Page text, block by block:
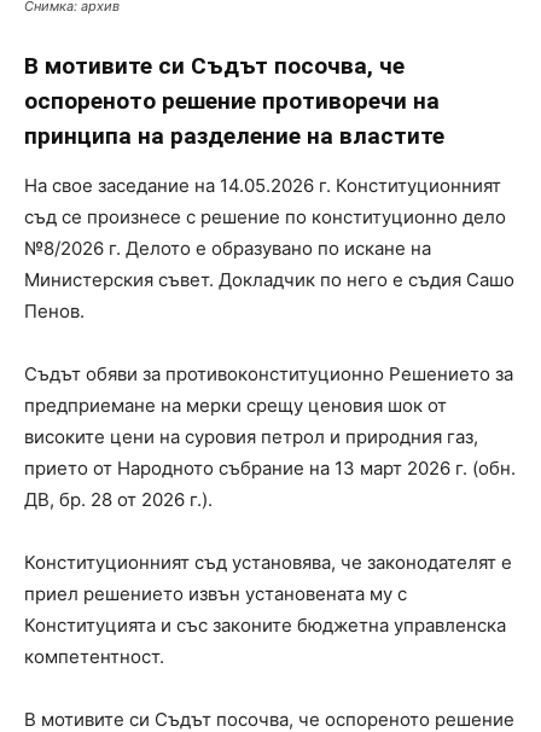
Снимка: архив
В мотивите си Съдът посочва, че
оспореното решение противоречи на
принципа на разделение на властите
На свое заседание на 14.05.2026 г. Конституционният
съд се произнесе с решение по конституционно дело
№8/2026 г. Делото е образувано по искане на
Министерския съвет. Докладчик по него е съдия Сашо
Пенов.
Съдът обяви за противоконституционно Решението за
предприемане на мерки срещу ценовия шок от
високите цени на суровия петрол и природния газ,
прието от Народното събрание на 13 март 2026 г. (обн.
ДВ, бр. 28 от 2026 г.).
Конституционният съд установява, че законодателят е
приел решението извън установената му с
Конституцията и със законите бюджетна управленска
компетентност.
В мотивите си Съдът посочва, че оспореното решение